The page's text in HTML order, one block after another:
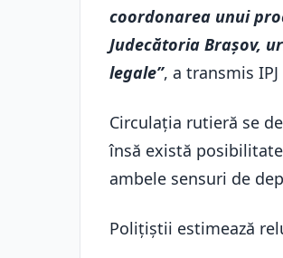
coordonarea unui
Judecătoria Brașov,
legale”, a transmis IPJ
Circulația rutieră se
însă există
ambele sensuri de
Polițiștii estimează